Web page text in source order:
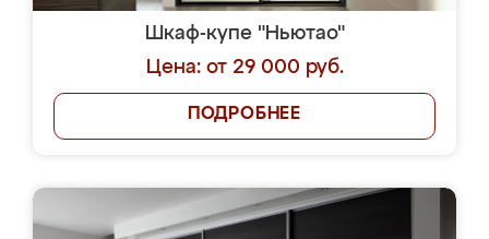
Шкаф-купе "Ньютао"
Цена: от 29 000 руб.
ПОДРОБНЕЕ